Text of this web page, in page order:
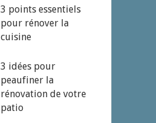
3 points essentiels
pour rénover la
cuisine
3 idées pour
peaufiner la
rénovation de votre
patio